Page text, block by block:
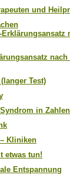
und
Erklärungsansatz
Test)
in Zahlen
Kliniken
etwas tun!
Entspannung